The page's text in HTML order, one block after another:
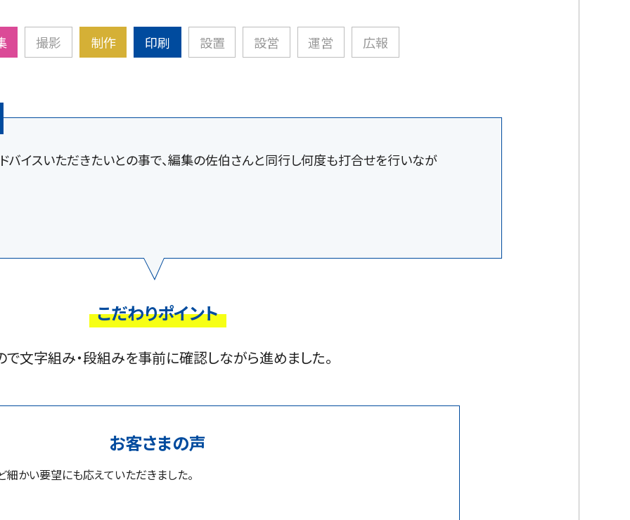
撮影 制作 印刷 設置 設営 運営 広報
イスいただきたいとの事で、編集の佐伯さんと同行し何度も打合せを行いなが
こだわりポイント
文字組み・段組みを事前に確認しながら進めました。
お客さまの声
かい要望にも応えていただきました。